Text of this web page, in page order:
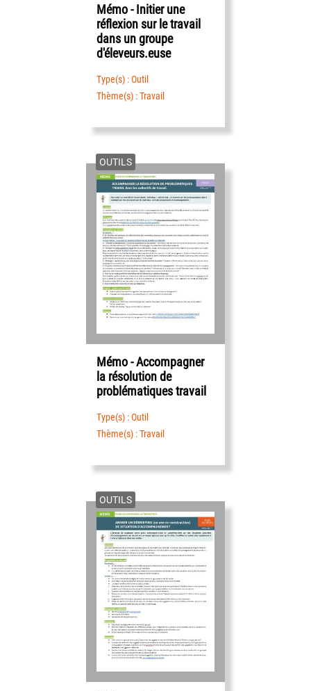
Mémo - Initier une
réflexion sur le travail
dans un groupe
d'éleveurs.euse
Type(s) : Outil
Thème(s) : Travail
OUTILS
Mémo - Accompagner
la résolution de
problématiques travail
Type(s) : Outil
Thème(s) : Travail
OUTILS